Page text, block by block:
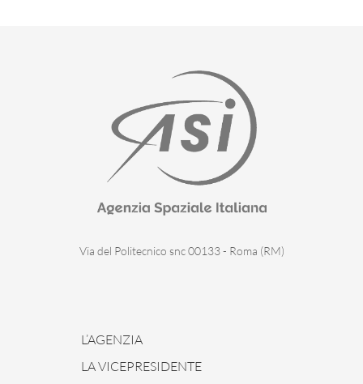
Via del Politecnico snc 00133 - Roma (RM)
L’AGENZIA
LA VICEPRESIDENTE